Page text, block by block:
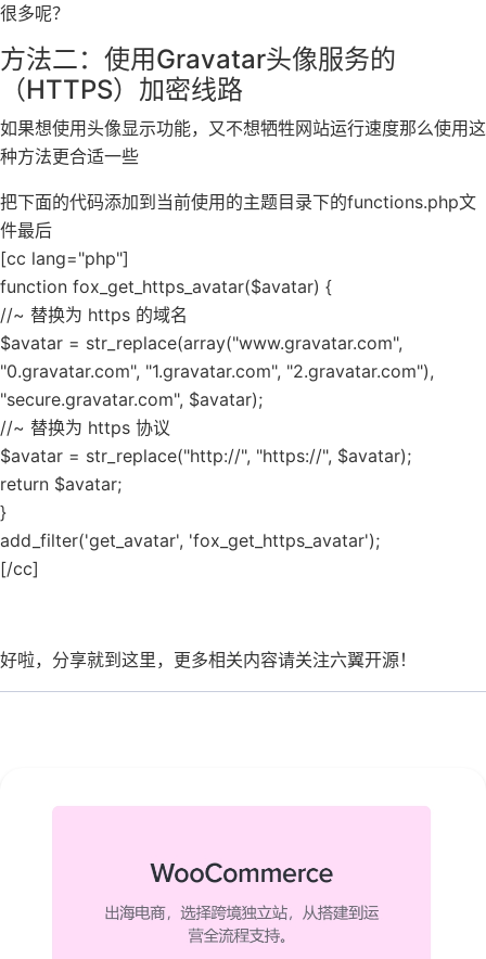
很多呢？
方法二：使用Gravatar头像服务的
（HTTPS）加密线路
如果想使用头像显示功能，又不想牺牲网站运行速度那么使用这
种方法更合适一些
把下面的代码添加到当前使用的主题目录下的functions.php文
件最后
[cc lang="php"]
function fox_get_https_avatar($avatar) {
//~ 替换为 https 的域名
$avatar = str_replace(array("www.gravatar.com",
"0.gravatar.com", "1.gravatar.com", "2.gravatar.com"),
"secure.gravatar.com", $avatar);
//~ 替换为 https 协议
$avatar = str_replace("http://", "https://", $avatar);
return $avatar;
}
add_filter('get_avatar', 'fox_get_https_avatar');
[/cc]
好啦，分享就到这里，更多相关内容请关注六翼开源！